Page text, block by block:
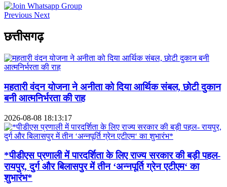
Previous Next
छत्तीसगढ़
महतारी वंदन योजना ने अनीता को दिया आर्थिक संबल, छोटी दुकान
बनी आत्मनिर्भरता की राह
2026-08-08 18:13:17
*पीडीएस प्रणाली में पारदर्शिता के लिए राज्य सरकार की बड़ी पहल-
रायपुर, दुर्ग और बिलासपुर में तीन ‘अन्नपूर्ति ग्रेन एटीएम‘ का
शुभारंभ*